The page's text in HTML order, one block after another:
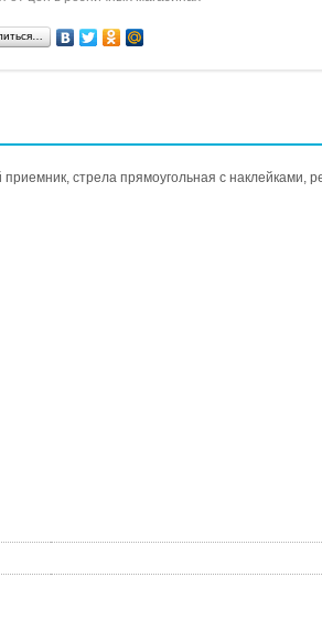
стрела прямоугольная с наклейками,